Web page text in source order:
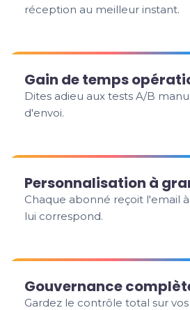
réception au meilleur instant.
Gain de temps
Dites adieu aux tests A/B
d'envoi.
Personnalisation à
Chaque abonné reçoit l'email
lui correspond.
Gouvernance
Gardez le contrôle total sur